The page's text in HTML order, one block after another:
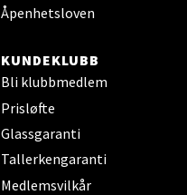
Åpenhetsloven
KUNDEKLUBB
Bli klubbmedlem
Prisløfte
Glassgaranti
Tallerkengaranti
Medlemsvilkår